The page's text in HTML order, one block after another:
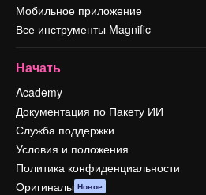
Мобильное приложение
Все инструменты Magnific
Начать
Academy
Документация по Пакету ИИ
Служба поддержки
Условия и положения
Политика конфиденциальности
Оригиналы Новое